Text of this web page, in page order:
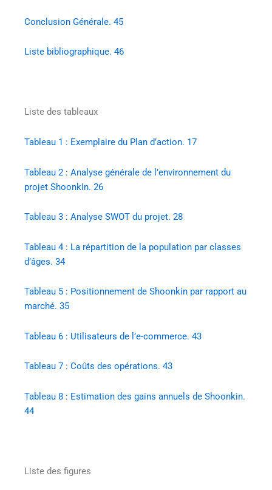
Conclusion Générale. 45
Liste bibliographique. 46
Liste des tableaux
Tableau 1 : Exemplaire du Plan d’action. 17
Tableau 2 : Analyse générale de l’environnement du
projet ShoonkIn. 26
Tableau 3 : Analyse SWOT du projet. 28
Tableau 4 : La répartition de la population par classes
d’âges. 34
Tableau 5 : Positionnement de Shoonkin par rapport au
marché. 35
Tableau 6 : Utilisateurs de l’e-commerce. 43
Tableau 7 : Coûts des opérations. 43
Tableau 8 : Estimation des gains annuels de Shoonkin.
44
Liste des figures